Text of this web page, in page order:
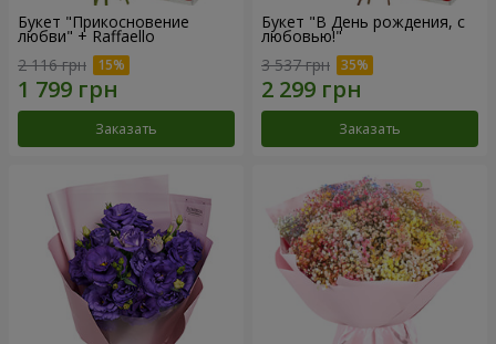
Букет "Прикосновение
любви" + Raffaello
2 116 грн
Заказать
Букет "В День рождения, с
любовью!"
3 537 грн
Заказать